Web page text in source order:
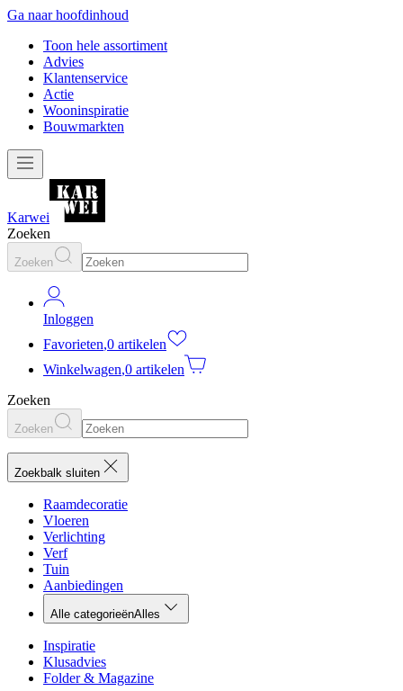
Ga naar hoofdinhoud
Toon hele assortiment
Advies
Klantenservice
Actie
Wooninspiratie
Bouwmarkten
Karwei
Zoeken
Zoeken
Inloggen
Favorieten,0 artikelen
Winkelwagen,0 artikelen
Zoeken
Zoeken
Zoekbalk sluiten
Raamdecoratie
Vloeren
Verlichting
Verf
Tuin
Aanbiedingen
Alle categorieënAlles
Inspiratie
Klusadvies
Folder & Magazine